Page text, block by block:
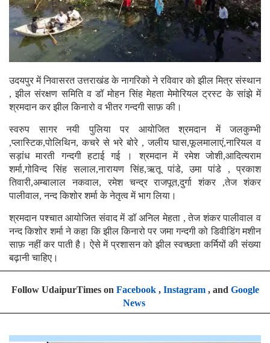
उदयपुर में निवासरत उत्तराखंड के नागरिको ने रविवार को झील मित्र संस्थान
, झील संरक्षण समिति व डॉ मोहन सिंह मेहता मेमोरियल ट्रस्ट के सांझे में
श्रमदान कर झील किनारो व भीतर गन्दगी साफ़ की।
स्वरुप सागर नयी पुलिया पर आयोजित श्रमदान में जलकुम्भी
,प्लास्टिक,पोलिथिन, कचरे से भरे बोरे , जलीय घास,फूलमालाएं,नारियल व
सड़ांध मारती गन्दगी हटाई गई । श्रमदान में रमेश जोशी,आदित्यराम
शर्मा,गोविन्द सिंह सलाल,नारायण सिंह,ऋतू पांडे, उमा पांडे , प्रकाश
तिवारी,अम्बालाल नकवाल, रमेश चन्द्र राजपूत,दुर्गा शंकर ,तेज शंकर
पालीवाल, नन्द किशोर शर्मा के नेतृत्व में भाग लिया।
श्रमदान पश्चात आयोजित संवाद में डॉ अनिल मेहता , तेज शंकर पालीवाल व
नन्द किशोर शर्मा ने कहा कि झील किनारो पर जमा गन्दगी को डिवीडिंग मशीन
साफ़ नहीं कर पाती है। ऐसे में प्रशासन को झील स्वच्छता कर्मियों की संख्या
बढ़ानी चाहिए।
Facebook